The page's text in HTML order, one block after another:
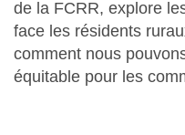
de la FCRR, explore
face les résidents
comment nous
équitable pour les